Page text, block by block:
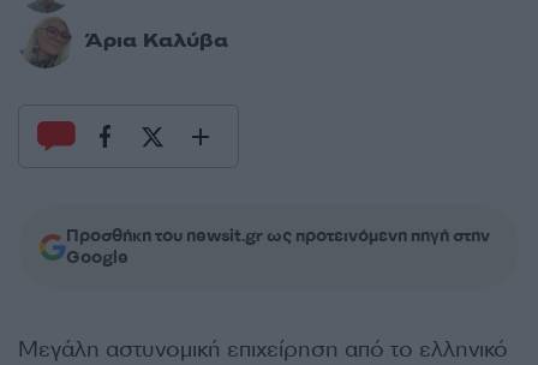
Άρια Καλύβα
Προσθήκη του newsit.gr ως προτεινόμενη πηγή στην
Google
Μεγάλη αστυνομική επιχείρηση από το ελληνικό